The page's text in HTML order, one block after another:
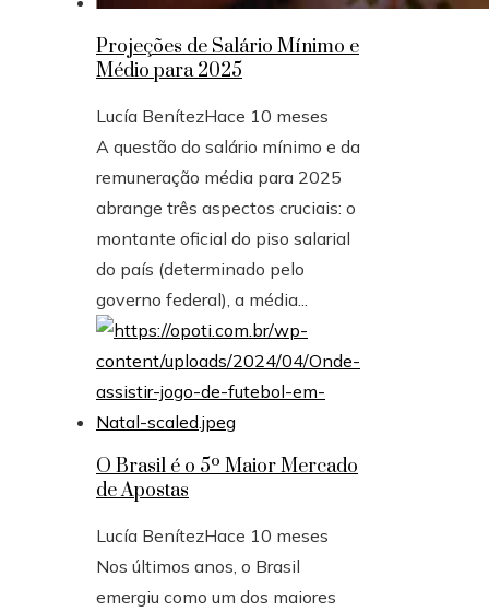
Projeções de Salário Mínimo e
Médio para 2025
Lucía BenítezHace 10 meses
A questão do salário mínimo e da
remuneração média para 2025
abrange três aspectos cruciais: o
montante oficial do piso salarial
do país (determinado pelo
governo federal), a média...
O Brasil é o 5º Maior Mercado
de Apostas
Lucía BenítezHace 10 meses
Nos últimos anos, o Brasil
emergiu como um dos maiores